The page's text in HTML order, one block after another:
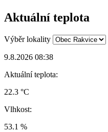
Aktuální teplota
Výběr lokality
9.8.2026 08:38
Aktuální teplota:
22.3 °C
Vlhkost:
53.1 %